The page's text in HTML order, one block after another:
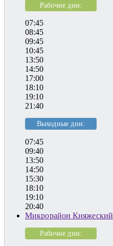
Рабочие дни:
07:45
08:45
09:45
10:45
13:50
14:50
17:00
18:10
19:10
21:40
Выходные дни:
07:45
09:40
13:50
14:50
15:30
18:10
19:10
20:40
Микрорайон Княжеский
Рабочие дни: